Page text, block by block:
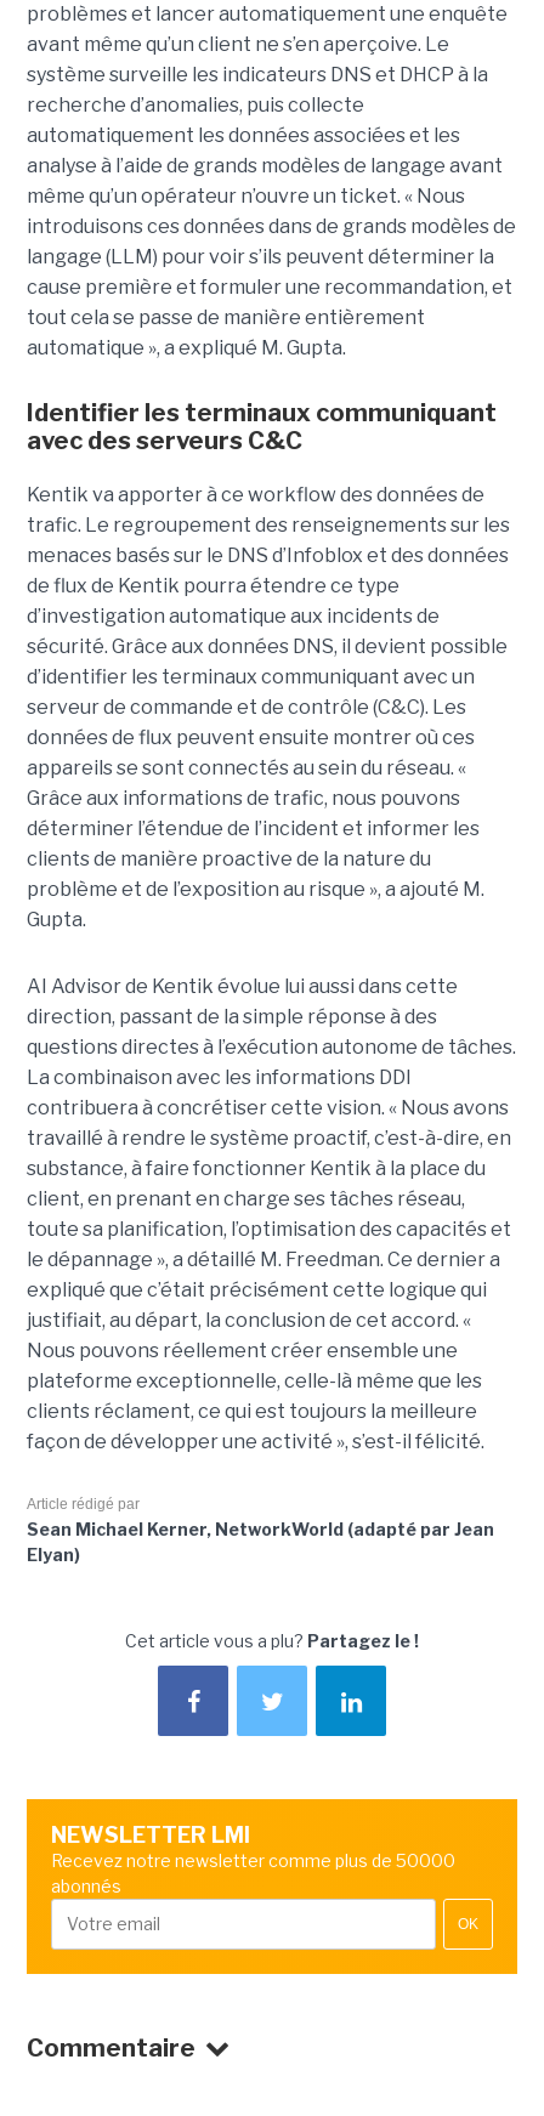
problèmes et lancer automatiquement une enquête
avant même qu’un client ne s’en aperçoive. Le
système surveille les indicateurs DNS et DHCP à la
recherche d’anomalies, puis collecte
automatiquement les données associées et les
analyse à l’aide de grands modèles de langage avant
même qu’un opérateur n’ouvre un ticket. « Nous
introduisons ces données dans de grands modèles de
langage (LLM) pour voir s’ils peuvent déterminer la
cause première et formuler une recommandation, et
tout cela se passe de manière entièrement
automatique », a expliqué M. Gupta.
Identifier les terminaux communiquant
avec des serveurs C&C
Kentik va apporter à ce workflow des données de
trafic. Le regroupement des renseignements sur les
menaces basés sur le DNS d’Infoblox et des données
de flux de Kentik pourra étendre ce type
d’investigation automatique aux incidents de
sécurité. Grâce aux données DNS, il devient possible
d’identifier les terminaux communiquant avec un
serveur de commande et de contrôle (C&C). Les
données de flux peuvent ensuite montrer où ces
appareils se sont connectés au sein du réseau. «
Grâce aux informations de trafic, nous pouvons
déterminer l’étendue de l’incident et informer les
clients de manière proactive de la nature du
problème et de l’exposition au risque », a ajouté M.
Gupta.
AI Advisor de Kentik évolue lui aussi dans cette
direction, passant de la simple réponse à des
questions directes à l’exécution autonome de tâches.
La combinaison avec les informations DDI
contribuera à concrétiser cette vision. « Nous avons
travaillé à rendre le système proactif, c’est-à-dire, en
substance, à faire fonctionner Kentik à la place du
client, en prenant en charge ses tâches réseau,
toute sa planification, l’optimisation des capacités et
le dépannage », a détaillé M. Freedman. Ce dernier a
expliqué que c’était précisément cette logique qui
justifiait, au départ, la conclusion de cet accord. «
Nous pouvons réellement créer ensemble une
plateforme exceptionnelle, celle-là même que les
clients réclament, ce qui est toujours la meilleure
façon de développer une activité », s’est-il félicité.
Article rédigé par
Sean Michael Kerner, NetworkWorld (adapté par Jean
Elyan)
Cet article vous a plu? Partagez le !
NEWSLETTER LMI
Recevez notre newsletter comme plus de 50000
abonnés
OK
Commentaire